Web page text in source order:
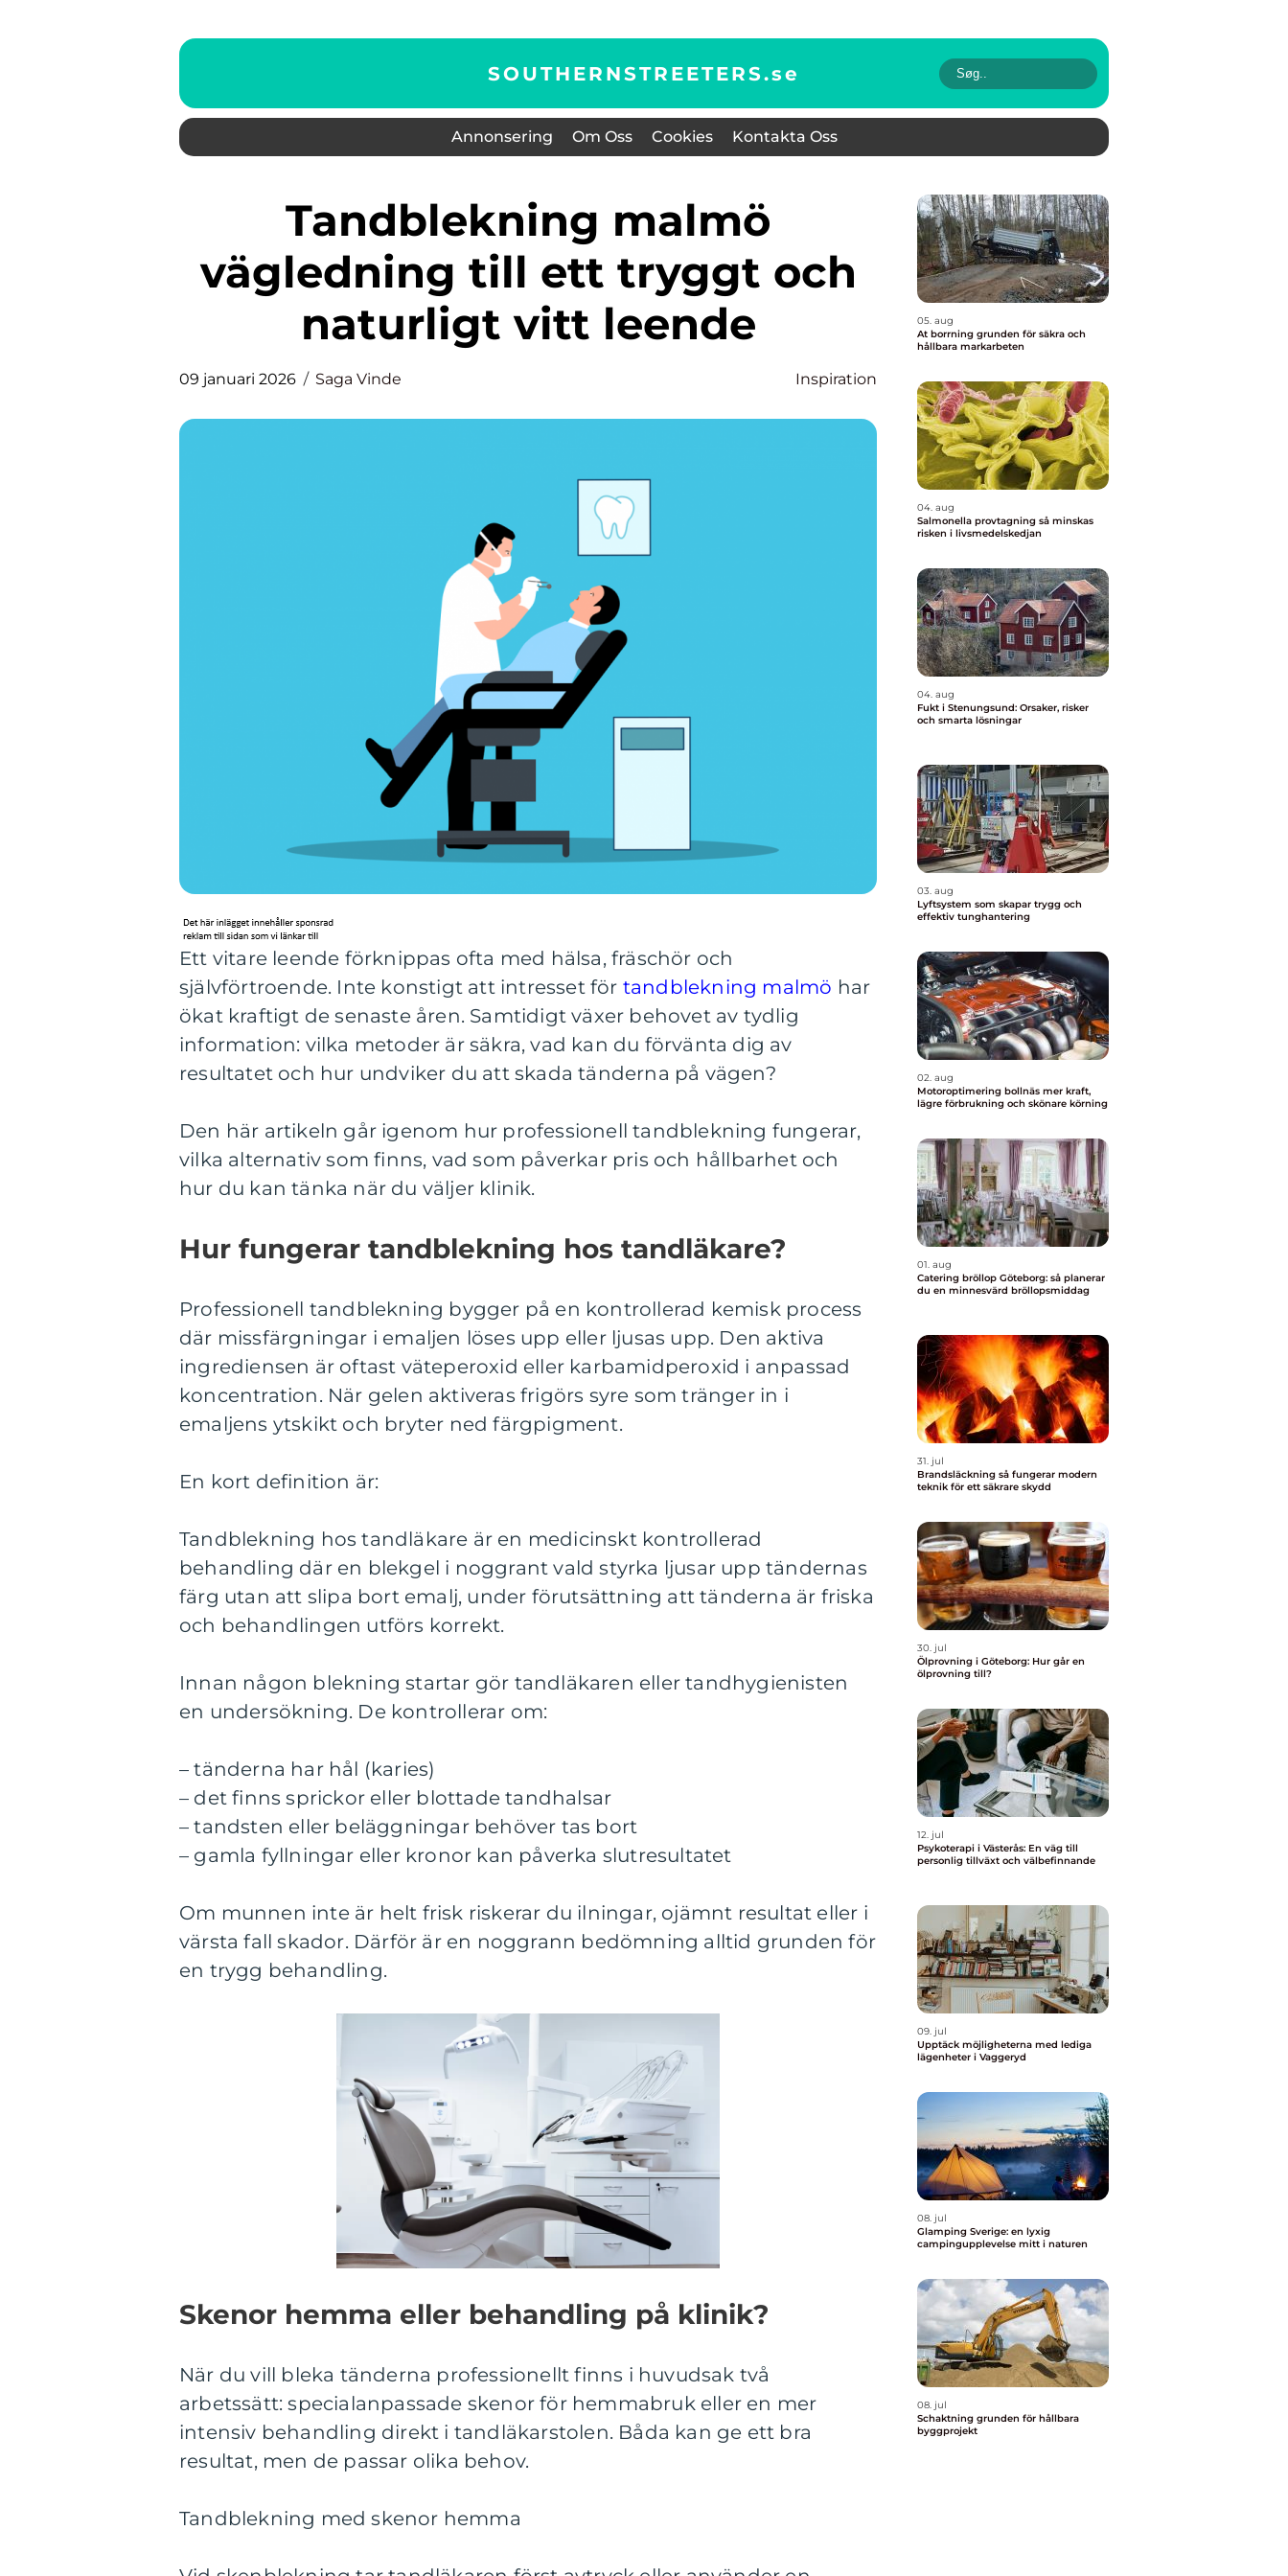
SOUTHERNSTREETERS.se
Annonsering Om Oss Cookies Kontakta Oss
Tandblekning malmö
vägledning till ett tryggt och
naturligt vitt leende
09 januari 2026 Saga Vinde Inspiration
Ett vitare leende förknippas ofta med hälsa, fräschör och
självförtroende. Inte konstigt att intresset för tandblekning malmö har
ökat kraftigt de senaste åren. Samtidigt växer behovet av tydlig
information: vilka metoder är säkra, vad kan du förvänta dig av
resultatet och hur undviker du att skada tänderna på vägen?
Den här artikeln går igenom hur professionell tandblekning fungerar,
vilka alternativ som finns, vad som påverkar pris och hållbarhet och
hur du kan tänka när du väljer klinik.
Hur fungerar tandblekning hos tandläkare?
Professionell tandblekning bygger på en kontrollerad kemisk process
där missfärgningar i emaljen löses upp eller ljusas upp. Den aktiva
ingrediensen är oftast väteperoxid eller karbamidperoxid i anpassad
koncentration. När gelen aktiveras frigörs syre som tränger in i
emaljens ytskikt och bryter ned färgpigment.
En kort definition är:
Tandblekning hos tandläkare är en medicinskt kontrollerad
behandling där en blekgel i noggrant vald styrka ljusar upp tändernas
färg utan att slipa bort emalj, under förutsättning att tänderna är friska
och behandlingen utförs korrekt.
Innan någon blekning startar gör tandläkaren eller tandhygienisten
en undersökning. De kontrollerar om:
– tänderna har hål (karies)
– det finns sprickor eller blottade tandhalsar
– tandsten eller beläggningar behöver tas bort
– gamla fyllningar eller kronor kan påverka slutresultatet
Om munnen inte är helt frisk riskerar du ilningar, ojämnt resultat eller i
värsta fall skador. Därför är en noggrann bedömning alltid grunden för
en trygg behandling.
Skenor hemma eller behandling på klinik?
När du vill bleka tänderna professionellt finns i huvudsak två
arbetssätt: specialanpassade skenor för hemmabruk eller en mer
intensiv behandling direkt i tandläkarstolen. Båda kan ge ett bra
resultat, men de passar olika behov.
Tandblekning med skenor hemma
05. aug
At borrning grunden för säkra och
hållbara markarbeten
04. aug
Salmonella provtagning så minskas
risken i livsmedelskedjan
04. aug
Fukt i Stenungsund: Orsaker, risker
och smarta lösningar
03. aug
Lyftsystem som skapar trygg och
effektiv tunghantering
02. aug
Motoroptimering bollnäs mer kraft,
lägre förbrukning och skönare körning
01. aug
Catering bröllop Göteborg: så planerar
du en minnesvärd bröllopsmiddag
31. jul
Brandsläckning så fungerar modern
teknik för ett säkrare skydd
30. jul
Ölprovning i Göteborg: Hur går en
ölprovning till?
12. jul
Psykoterapi i Västerås: En väg till
personlig tillväxt och välbefinnande
09. jul
Upptäck möjligheterna med lediga
lägenheter i Vaggeryd
08. jul
Glamping Sverige: en lyxig
campingupplevelse mitt i naturen
08. jul
Schaktning grunden för hållbara
byggprojekt